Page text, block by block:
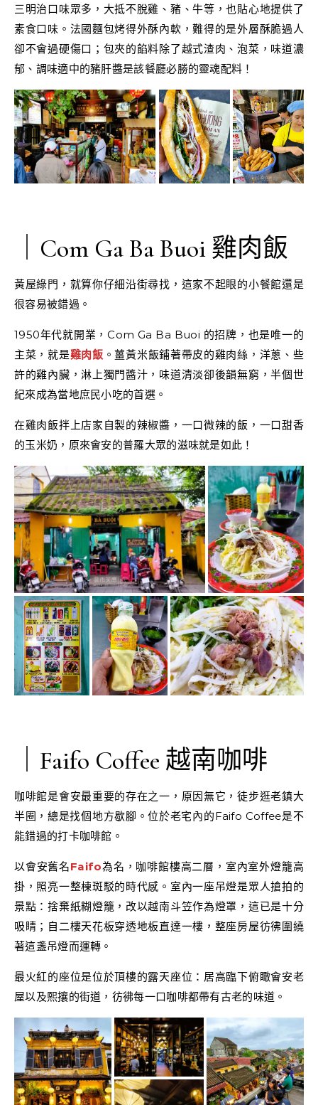
三明治口味眾多，大抵不脫雞、豬、牛等，也貼心地提供了
素食口味。法國麵包烤得外酥內軟，難得的是外層酥脆過人
卻不會過硬傷口；包夾的餡料除了越式渣肉、泡菜，味道濃
郁、調味適中的豬肝醬是該餐廳必勝的靈魂配料！
｜Com Ga Ba Buoi 雞肉飯
黃屋綠門，就算你仔細沿街尋找，這家不起眼的小餐館還是
很容易被錯過。
1950年代就開業，Com Ga Ba Buoi 的招牌，也是唯一的
主菜，就是雞肉飯 。薑黃米飯鋪著帶皮的雞肉絲，洋蔥、些
許的雞內臟，淋上獨門醬汁，味道清淡卻後韻無窮，半個世
紀來成為當地庶民小吃的首選。
在雞肉飯拌上店家自製的辣椒醬，一口微辣的飯，一口甜香
的玉米奶，原來會安的普羅大眾的滋味就是如此！
｜Faifo Coffee 越南咖啡
咖啡館是會安最重要的存在之一，原因無它，徒步逛老鎮大
半圈，總是找個地方歇腳。位於老宅內的Faifo Coffee是不
能錯過的打卡咖啡館。
以會安舊名Faifo為名，咖啡館樓高二層，室內室外燈籠高
掛，照亮一整棟斑駁的時代感。室內一座吊燈是眾人搶拍的
景點：捨棄紙糊燈籠，改以越南斗笠作為燈罩，這已是十分
吸睛；自二樓天花板穿透地板直達一樓，整座房屋彷彿圍繞
著這盞吊燈而運轉。
最火紅的座位是位於頂樓的露天座位：居高臨下俯瞰會安老
屋以及熙攘的街道，彷彿每一口咖啡都帶有古老的味道。